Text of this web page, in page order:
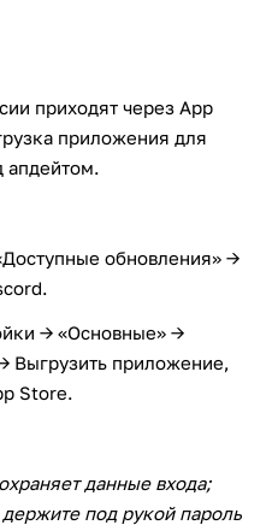
приходят через App
приложения для
апдейтом.
обновления» →
→ «Основные» →
Выгрузить приложение,
Store.
данные входа;
под рукой пароль